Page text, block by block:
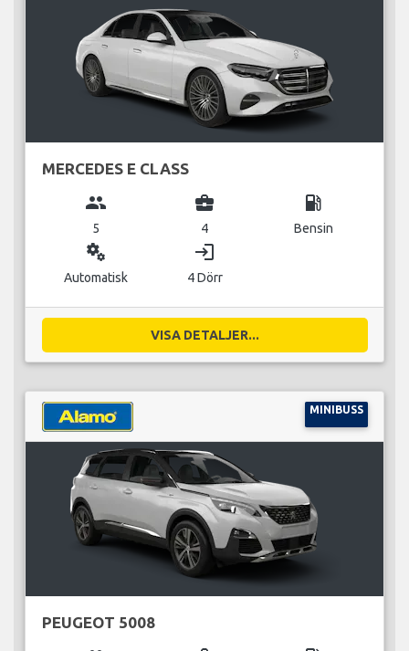
MERCEDES E CLASS
group
5
business_center
4
local_gas_station
Bensin
miscellaneous_services
Automatisk
login
4 Dörr
VISA DETALJER...
MINIBUSS
PEUGEOT 5008